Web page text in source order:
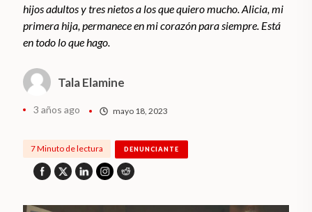
hijos adultos y tres nietos a los que quiero mucho. Alicia, mi
primera hija, permanece en mi corazón para siempre. Está
en todo lo que hago.
Tala Elamine
3 años ago mayo 18, 2023
7 Minuto de lectura DENUNCIANTE